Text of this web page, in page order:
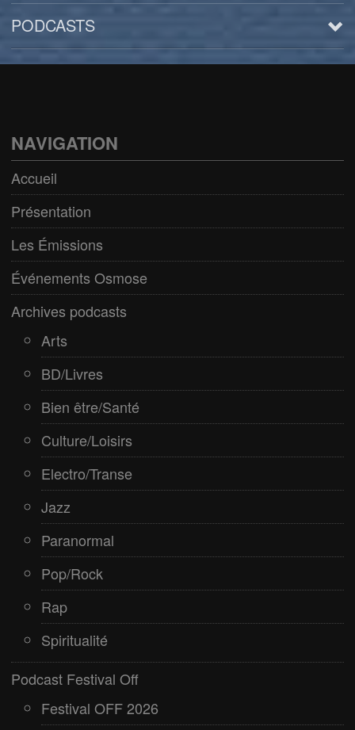
PODCASTS
Bien être/Santé
Culture/Loisirs
Electro/Transe
Paranormal
Pop/Rock
Rap
Spiritualité
NAVIGATION
Accueil
Présentation
Les Émissions
Événements Osmose
Archives podcasts
Arts
BD/Livres
Bien être/Santé
Culture/Loisirs
Electro/Transe
Jazz
Paranormal
Pop/Rock
Rap
Spiritualité
Podcast Festival Off
Festival OFF 2026